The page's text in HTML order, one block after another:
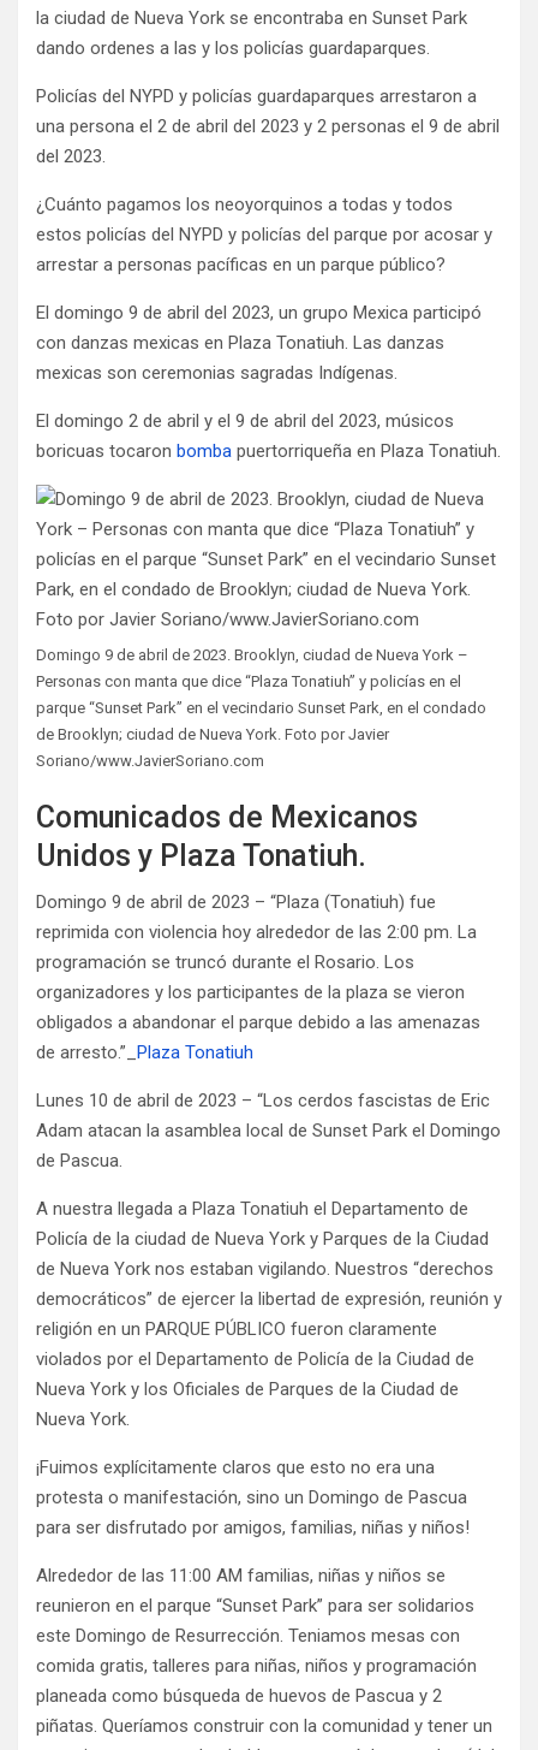
la ciudad de Nueva York se encontraba en Sunset Park
dando ordenes a las y los policías guardaparques.
Policías del NYPD y policías guardaparques arrestaron a
una persona el 2 de abril del 2023 y 2 personas el 9 de abril
del 2023.
¿Cuánto pagamos los neoyorquinos a todas y todos
estos policías del NYPD y policías del parque por acosar y
arrestar a personas pacíficas en un parque público?
El domingo 9 de abril del 2023, un grupo Mexica participó
con danzas mexicas en Plaza Tonatiuh. Las danzas
mexicas son ceremonias sagradas Indígenas.
El domingo 2 de abril y el 9 de abril del 2023, músicos
boricuas tocaron bomba puertorriqueña en Plaza Tonatiuh.
Domingo 9 de abril de 2023. Brooklyn, ciudad de Nueva York –
Personas con manta que dice “Plaza Tonatiuh” y policías en el
parque “Sunset Park” en el vecindario Sunset Park, en el condado
de Brooklyn; ciudad de Nueva York. Foto por Javier
Soriano/www.JavierSoriano.com
Comunicados de Mexicanos
Unidos y Plaza Tonatiuh.
Domingo 9 de abril de 2023 – “Plaza (Tonatiuh) fue
reprimida con violencia hoy alrededor de las 2:00 pm. La
programación se truncó durante el Rosario. Los
organizadores y los participantes de la plaza se vieron
obligados a abandonar el parque debido a las amenazas
de arresto.”_
Plaza Tonatiuh
Lunes 10 de abril de 2023 – “Los cerdos fascistas de Eric
Adam atacan la asamblea local de Sunset Park el Domingo
de Pascua.
A nuestra llegada a Plaza Tonatiuh el Departamento de
Policía de la ciudad de Nueva York y Parques de la Ciudad
de Nueva York nos estaban vigilando. Nuestros “derechos
democráticos” de ejercer la libertad de expresión, reunión y
religión en un PARQUE PÚBLICO fueron claramente
violados por el Departamento de Policía de la Ciudad de
Nueva York y los Oficiales de Parques de la Ciudad de
Nueva York.
¡Fuimos explícitamente claros que esto no era una
protesta o manifestación, sino un Domingo de Pascua
para ser disfrutado por amigos, familias, niñas y niños!
Alrededor de las 11:00 AM familias, niñas y niños se
reunieron en el parque “Sunset Park” para ser solidarios
este Domingo de Resurrección. Teniamos mesas con
comida gratis, talleres para niñas, niños y programación
planeada como búsqueda de huevos de Pascua y 2
piñatas. Queríamos construir con la comunidad y tener un